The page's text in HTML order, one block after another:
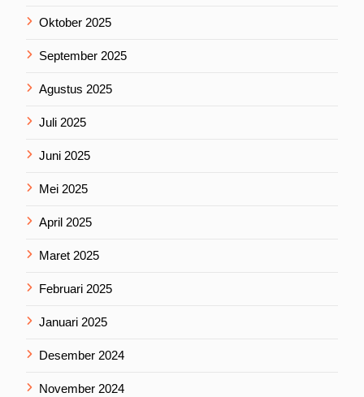
Oktober 2025
September 2025
Agustus 2025
Juli 2025
Juni 2025
Mei 2025
April 2025
Maret 2025
Februari 2025
Januari 2025
Desember 2024
November 2024